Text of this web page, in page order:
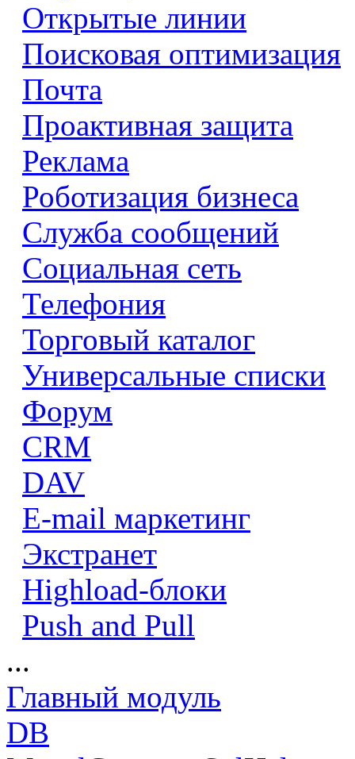
Открытые линии
Поисковая оптимизация
Почта
Проактивная защита
Реклама
Роботизация бизнеса
Служба сообщений
Социальная сеть
Телефония
Торговый каталог
Универсальные списки
Форум
CRM
DAV
E-mail маркетинг
Экстранет
Highload-блоки
Push and Pull
...
Главный модуль
DB